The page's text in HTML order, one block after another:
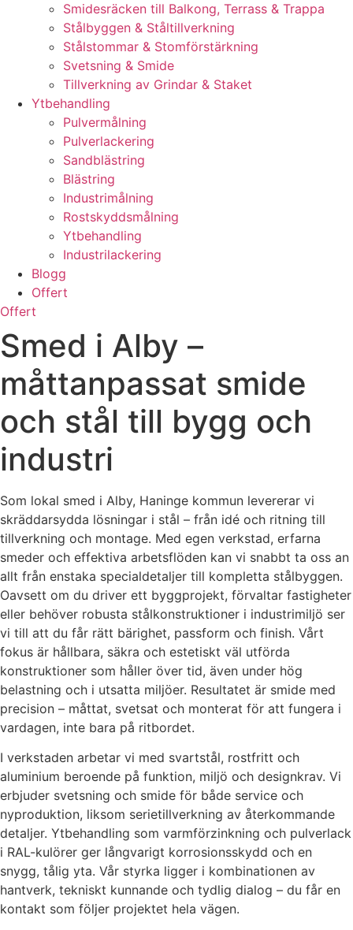
Smidesräcken till Balkong, Terrass & Trappa
Stålbyggen & Ståltillverkning
Stålstommar & Stomförstärkning
Svetsning & Smide
Tillverkning av Grindar & Staket
Ytbehandling
Pulvermålning
Pulverlackering
Sandblästring
Blästring
Industrimålning
Rostskyddsmålning
Ytbehandling
Industrilackering
Blogg
Offert
Offert
Smed i Alby –
måttanpassat smide
och stål till bygg och
industri
Som lokal smed i Alby, Haninge kommun levererar vi
skräddarsydda lösningar i stål – från idé och ritning till
tillverkning och montage. Med egen verkstad, erfarna
smeder och effektiva arbetsflöden kan vi snabbt ta oss an
allt från enstaka specialdetaljer till kompletta stålbyggen.
Oavsett om du driver ett byggprojekt, förvaltar fastigheter
eller behöver robusta stålkonstruktioner i industrimiljö ser
vi till att du får rätt bärighet, passform och finish. Vårt
fokus är hållbara, säkra och estetiskt väl utförda
konstruktioner som håller över tid, även under hög
belastning och i utsatta miljöer. Resultatet är smide med
precision – måttat, svetsat och monterat för att fungera i
vardagen, inte bara på ritbordet.
I verkstaden arbetar vi med svartstål, rostfritt och
aluminium beroende på funktion, miljö och designkrav. Vi
erbjuder svetsning och smide för både service och
nyproduktion, liksom serietillverkning av återkommande
detaljer. Ytbehandling som varmförzinkning och pulverlack
i RAL-kulörer ger långvarigt korrosionsskydd och en
snygg, tålig yta. Vår styrka ligger i kombinationen av
hantverk, tekniskt kunnande och tydlig dialog – du får en
kontakt som följer projektet hela vägen.